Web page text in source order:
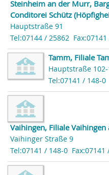
Steinheim an der Murr,
Conditorei Schütz
Hauptstraße 91
Tel:07144 / 25862
Tamm, Filiale
Hauptstraße
Tel:07141 / 148-0
Vaihingen, Filiale Vaihingen
Vaihinger Straße 9
Tel:07141 / 148-0 Fax:07141